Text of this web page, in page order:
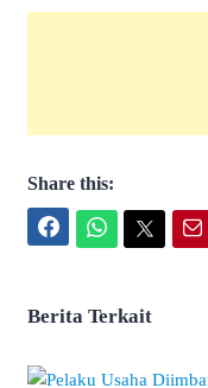
Share this:
Berita Terkait